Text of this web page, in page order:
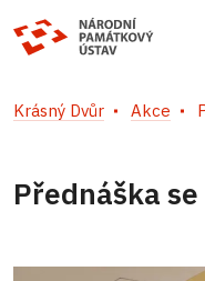
Krásný Dvůr Akce
Přednáška